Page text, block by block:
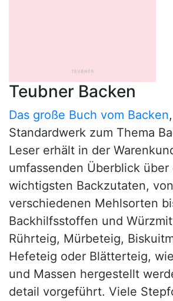
Teubner Backen
Das große Buch vom Backen
Standardwerk zum Thema
Leser erhält in der
umfassenden Überblick über
wichtigsten Backzutaten,
verschiedenen Mehlsorten
Backhilfsstoffen und
Rührteig, Mürbeteig,
Hefeteig oder Blätterteig,
und Massen hergestellt
detail vorgeführt. Viele